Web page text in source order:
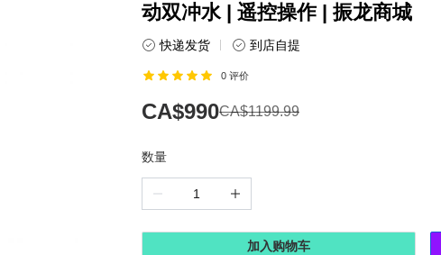
动双冲水 | 遥控操作 | 振龙商城
快递发货 到店自提
0 评价
CA$990CA$1199.99
数量
加入购物车